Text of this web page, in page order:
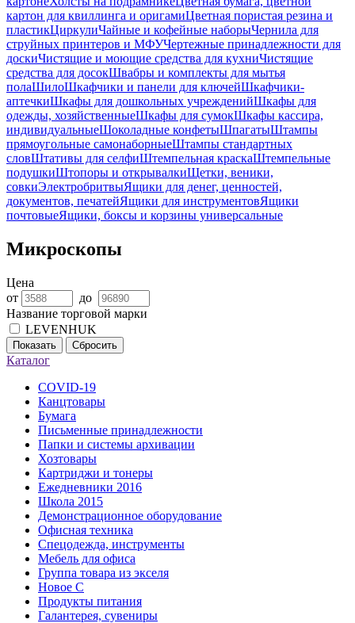
картон для квиллинга и оригамиЦветная пористая резина и
пластикЦиркулиЧайные и кофейные наборыЧернила для
струйных принтеров и МФУЧертежные принадлежности для
доскиЧистящие и моющие средства для кухниЧистящие
средства для досокШвабры и комплекты для мытья
полаШилоШкафчики и панели для ключейШкафчики-
аптечкиШкафы для дошкольных учрежденийШкафы для
одежды, хозяйственныеШкафы для сумокШкафы кассира,
индивидуальныеШоколадные конфетыШпагатыШтампы
прямоугольные самонаборныеШтампы стандартных
словШтативы для селфиШтемпельная краскаШтемпельные
подушкиШтопоры и открывалкиЩетки, веники,
совкиЭлектробритвыЯщики для денег, ценностей,
документов, печатейЯщики для инструментовЯщики
почтовыеЯщики, боксы и корзины универсальные
Микроскопы
Цена
от
до
Название торговой марки
LEVENHUK
Показать Сбросить
Каталог
COVID-19
Канцтовары
Бумага
Письменные принадлежности
Папки и системы архивации
Хозтовары
Картриджи и тонеры
Ежедневники 2016
Школа 2015
Демонстрационное оборудование
Офисная техника
Спецодежда, инструменты
Мебель для офиса
Группа товара из экселя
Новое С
Продукты питания
Галантерея, сувениры